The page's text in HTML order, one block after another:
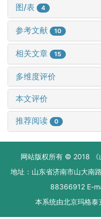
图/表 4
参考文献 10
相关文章 15
多维度评价
本文评价
推荐阅读 0
网站版权所有 © 2018
地址：山东省济南市山大
88366912 E-
本系统由北京玛格泰